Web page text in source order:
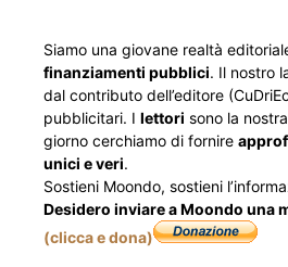
Siamo una giovane realtà
finanziamenti pubblici. Il nostro
dal contributo dell’editore
pubblicitari. I lettori sono la nostra
giorno cerchiamo di fornire
unici e veri.
Sostieni Moondo, sostieni
Desidero inviare a Moondo una
(clicca e dona)